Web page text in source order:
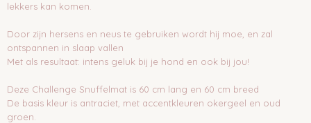
lekkers kan komen.
Door zijn hersens en neus te gebruiken wordt hij moe, en zal
ontspannen in slaap vallen
Met als resultaat: intens geluk bij je hond en ook bij jou!
Deze Challenge Snuffelmat is 60 cm lang en 60 cm breed
De basis kleur is antraciet, met accentkleuren okergeel en oud
groen.